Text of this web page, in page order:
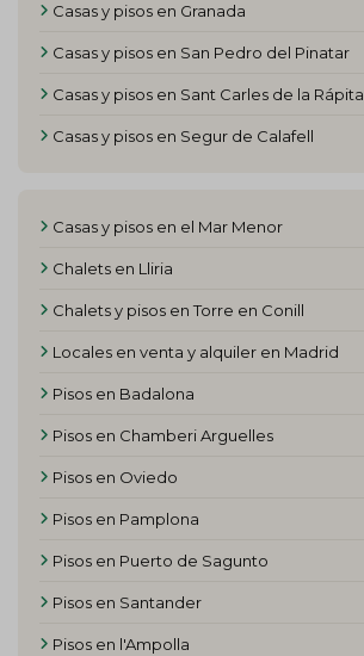
Casas y pisos en Granada
Casas y pisos en San Pedro del Pinatar
Casas y pisos en Sant Carles de la Rápita
Casas y pisos en Segur de Calafell
Casas y pisos en el Mar Menor
Chalets en Lliria
Chalets y pisos en Torre en Conill
Locales en venta y alquiler en Madrid
Pisos en Badalona
Pisos en Chamberi Arguelles
Pisos en Oviedo
Pisos en Pamplona
Pisos en Puerto de Sagunto
Pisos en Santander
Pisos en l'Ampolla